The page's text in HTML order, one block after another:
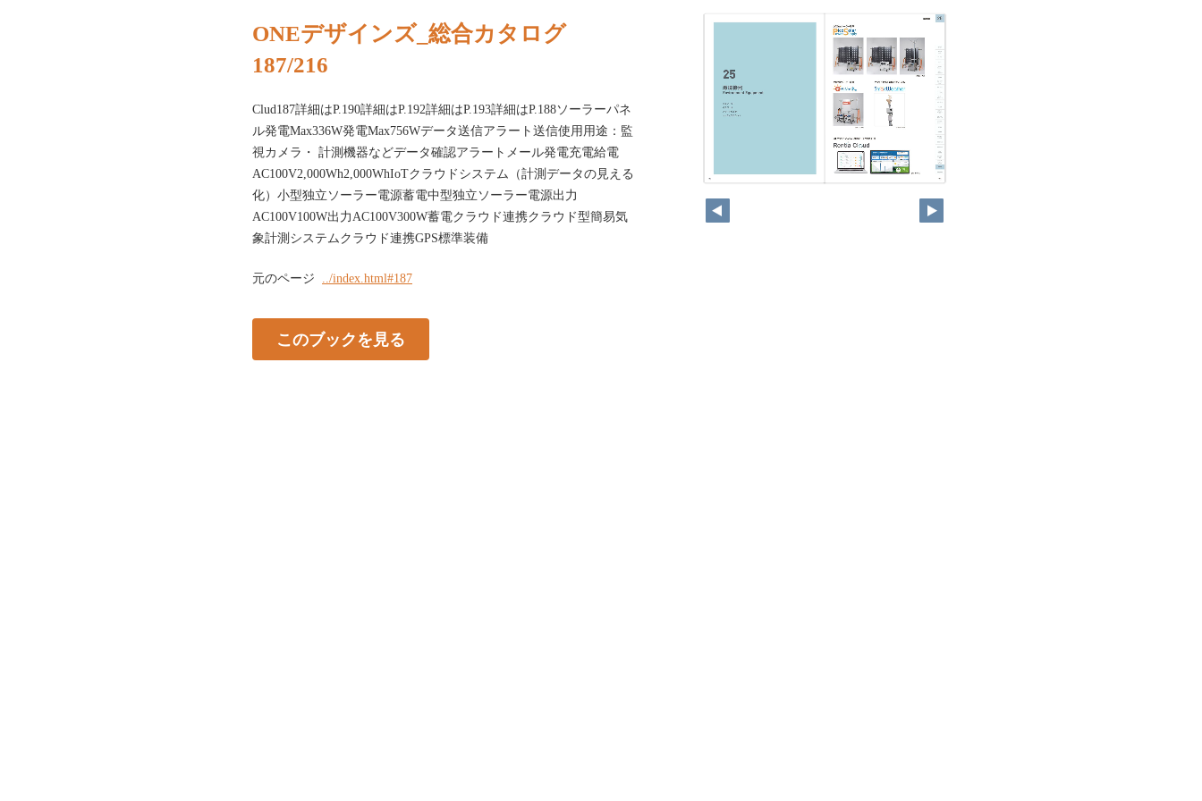
ONEデザインズ_総合カタログ
187/216
Clud187詳細はP.190詳細はP.192詳細はP.193詳細はP.188ソーラーパネ
ル発電Max336W発電Max756Wデータ送信アラート送信使用用途：監
視カメラ・ 計測機器などデータ確認アラートメール発電充電給電
AC100V2,000Wh2,000WhIoTクラウドシステム（計測データの見える
化）小型独立ソーラー電源蓄電中型独立ソーラー電源出力
AC100V100W出力AC100V300W蓄電クラウド連携クラウド型簡易気
象計測システムクラウド連携GPS標準装備
元のページ ../index.html#187
このブックを見る